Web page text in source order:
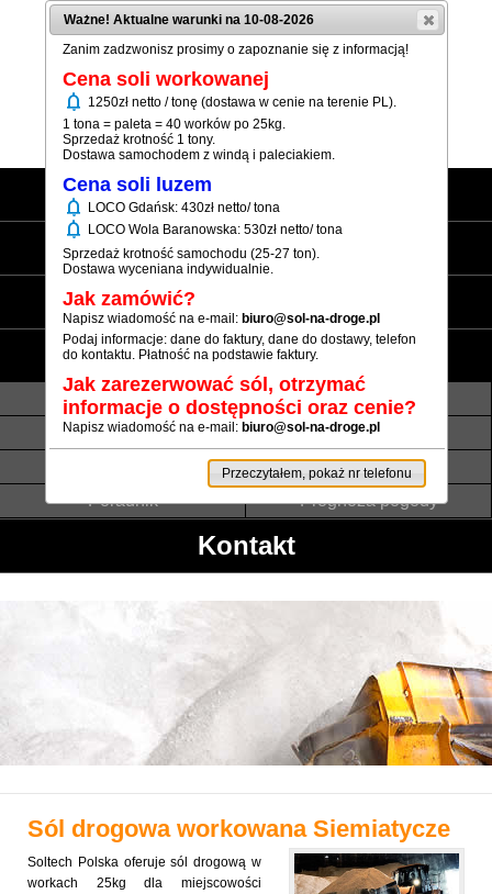
(+48) 12 333 73 21
Strona główna
Sól workowana
Sól luzem
Informacje
Transport luzem
Termin realizacji
Płatność
Atesty i referencje
Poradnik
Prognoza pogody
Kontakt
Sól drogowa workowana Siemiatycze
Soltech Polska oferuje sól drogową w
workach 25kg dla miejscowości
Ważne! Aktualne warunki na 10-08-2026
Zanim zadzwonisz prosimy o zapoznanie się z informacją!
Cena soli workowanej
notifications 1250zł netto / tonę (dostawa w cenie na terenie PL).
1 tona = paleta = 40 worków po 25kg.
Sprzedaż krotność 1 tony.
Dostawa samochodem z windą i paleciakiem.
Cena soli luzem
notifications LOCO Gdańsk: 430zł netto/ tona
notifications LOCO Wola Baranowska: 530zł netto/ tona
Sprzedaż krotność samochodu (25-27 ton).
Dostawa wyceniana indywidualnie.
Jak zamówić?
Napisz wiadomość na e-mail: biuro@sol-na-droge.pl
Podaj informacje: dane do faktury, dane do dostawy, telefon
do kontaktu. Płatność na podstawie faktury.
Jak zarezerwować sól, otrzymać
informacje o dostępności oraz cenie?
Napisz wiadomość na e-mail: biuro@sol-na-droge.pl
Przeczytałem, pokaż nr telefonu